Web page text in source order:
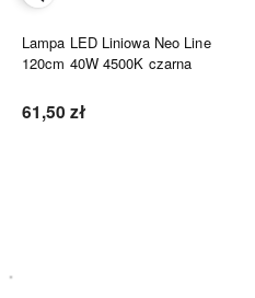
Lampa LED Liniowa Neo Line
120cm 40W 4500K czarna
61,50 zł